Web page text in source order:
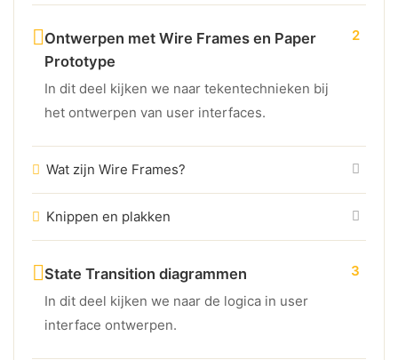
Ontwerpen met Wire Frames en Paper
Prototype
In dit deel kijken we naar tekentechnieken bij
het ontwerpen van user interfaces.
2
Wat zijn Wire Frames?
Knippen en plakken
State Transition diagrammen
In dit deel kijken we naar de logica in user
interface ontwerpen.
3